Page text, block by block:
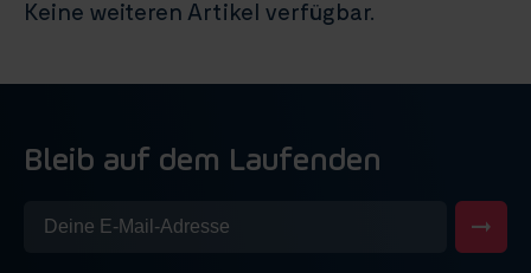
Keine weiteren Artikel verfügbar.
Bleib auf dem Laufenden